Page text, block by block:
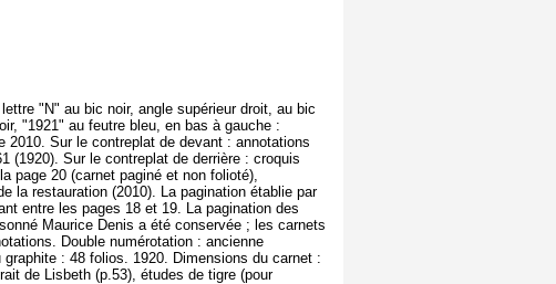
"N" au bic noir, angle supérieur droit, au bic
"1921" au feutre bleu, en bas à gauche :
2010. Sur le contreplat de devant : annotations
(1920). Sur le contreplat de derrière : croquis
page 20 (carnet paginé et non folioté),
la restauration (2010). La pagination établie par
entre les pages 18 et 19. La pagination des
Maurice Denis a été conservée ; les carnets
Double numérotation : ancienne
: 48 folios. 1920. Dimensions du carnet :
de Lisbeth (p.53), études de tigre (pour